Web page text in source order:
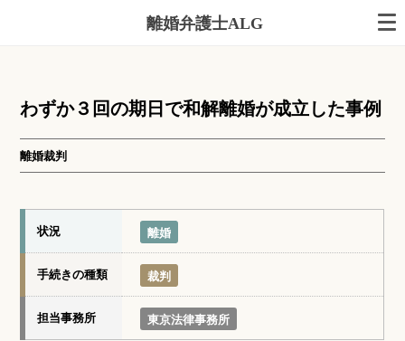
離婚弁護士ALG
わずか３回の期日で和解離婚が成立した事例
離婚裁判
状況 離婚
手続きの種類 裁判
担当事務所 東京法律事務所